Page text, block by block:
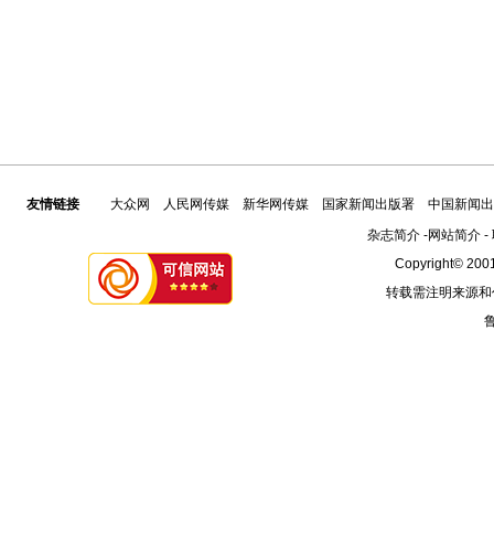
友情链接 大众网 人民网传媒 新华网传媒 国家新闻出版署
中国新闻
杂志简介-网站简介-
Copyright©
转载需注明来源